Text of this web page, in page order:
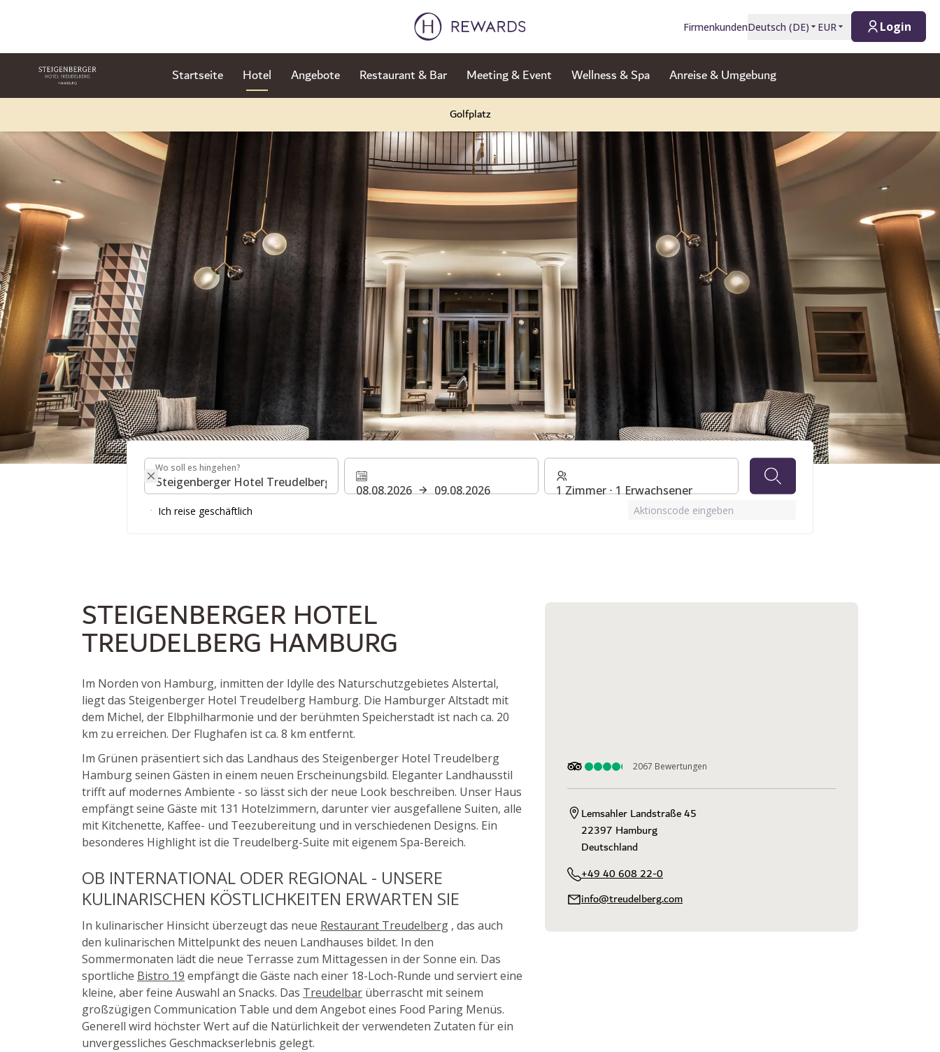
FirmenkundenDeutsch (DE) EUR Login
Startseite Hotel
Golfplatz
Angebote Restaurant & Bar Meeting & Event Wellness & Spa Anreise & Umgebung
STEIGENBERGER HOTEL TREUDELBERG HAMBURG
Wo soll es hingehen?
Wo soll es hingehen?
08.08.2026 09.08.2026 1 Zimmer ⋅ 1 Erwachsener
Ich reise geschäftlich Aktionscode eingeben
STEIGENBERGER HOTEL
TREUDELBERG HAMBURG
Im Norden von Hamburg, inmitten der Idylle des Naturschutzgebietes Alstertal,
liegt das Steigenberger Hotel Treudelberg Hamburg. Die Hamburger Altstadt mit
dem Michel, der Elbphilharmonie und der berühmten Speicherstadt ist nach ca. 20
km zu erreichen. Der Flughafen ist ca. 8 km entfernt.
Im Grünen präsentiert sich das Landhaus des Steigenberger Hotel Treudelberg
Hamburg seinen Gästen in einem neuen Erscheinungsbild. Eleganter Landhausstil
trifft auf modernes Ambiente - so lässt sich der neue Look beschreiben. Unser Haus
empfängt seine Gäste mit 131 Hotelzimmern, darunter vier ausgefallene Suiten, alle
mit Kitchenette, Kaffee- und Teezubereitung und in verschiedenen Designs. Ein
besonderes Highlight ist die Treudelberg-Suite mit eigenem Spa-Bereich.
OB INTERNATIONAL ODER REGIONAL - UNSERE
KULINARISCHEN KÖSTLICHKEITEN ERWARTEN SIE
In kulinarischer Hinsicht überzeugt das neue Restaurant Treudelberg , das auch
den kulinarischen Mittelpunkt des neuen Landhauses bildet. In den
Sommermonaten lädt die neue Terrasse zum Mittagessen in der Sonne ein. Das
sportliche Bistro 19 empfängt die Gäste nach einer 18-Loch-Runde und serviert eine
kleine, aber feine Auswahl an Snacks. Das Treudelbar überrascht mit seinem
großzügigen Communication Table und dem Angebot eines Food Paring Menüs.
Generell wird höchster Wert auf die Natürlichkeit der verwendeten Zutaten für ein
unvergessliches Geschmackserlebnis gelegt.
2067 Bewertungen
Lemsahler Landstraße 45
22397 Hamburg
Deutschland
+49 40 608 22-0
info@treudelberg.com